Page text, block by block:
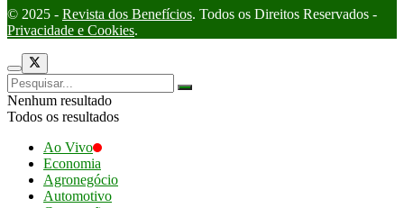
© 2025 - Revista dos Benefícios. Todos os Direitos Reservados -
Privacidade e Cookies.
Nenhum resultado
Todos os resultados
Ao Vivo
Economia
Agronegócio
Automotivo